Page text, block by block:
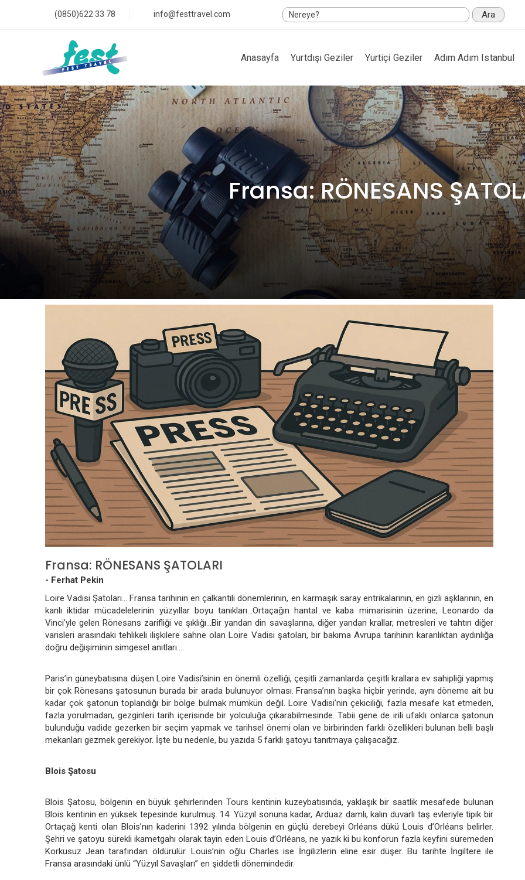
(0850)622 33 78 info@festtravel.com Ara
Anasayfa Yurtdışı Geziler Yurtiçi Geziler Adım Adım Istanbul
Fransa: RÖNESANS
Fransa: RÖNESANS ŞATOLARI
- Ferhat Pekin
Loire Vadisi Şatoları... Fransa tarihinin en çalkantılı dönemlerinin, en karmaşık saray entrikalarının, en gizli aşklarının, en
kanlı iktidar mücadelelerinin yüzyıllar boyu tanıkları...Ortaçağın hantal ve kaba mimarisinin üzerine, Leonardo da
Vinci’yle gelen Rönesans zarifliği ve şıklığı...Bir yandan din savaşlarına, diğer yandan krallar, metresleri ve tahtın diğer
varisleri arasındaki tehlikeli ilişkilere sahne olan Loire Vadisi şatoları, bir bakıma Avrupa tarihinin karanlıktan aydınlığa
doğru değişiminin simgesel anıtları....
Paris’in güneybatısına düşen Loire Vadisi’sinin en önemli özelliği, çeşitli zamanlarda çeşitli krallara ev sahipliği yapmış
bir çok Rönesans şatosunun burada bir arada bulunuyor olması. Fransa’nın başka hiçbir yerinde, aynı döneme ait bu
kadar çok şatonun toplandığı bir bölge bulmak mümkün değil. Loire Vadisi’nin çekiciliği, fazla mesafe kat etmeden,
fazla yorulmadan, gezginleri tarih içerisinde bir yolculuğa çıkarabilmesinde. Tabii gene de irili ufaklı onlarca şatonun
bulunduğu vadide gezerken bir seçim yapmak ve tarihsel önemi olan ve birbirinden farklı özellikleri bulunan belli başlı
mekanları gezmek gerekiyor. İşte bu nedenle, bu yazıda 5 farklı şatoyu tanıtmaya çalışacağız.
Blois Şatosu
Blois Şatosu, bölgenin en büyük şehirlerinden Tours kentinin kuzeybatısında, yaklaşık bir saatlik mesafede bulunan
Blois kentinin en yüksek tepesinde kurulmuş. 14. Yüzyıl sonuna kadar, Arduaz damlı, kalın duvarlı taş evleriyle tipik bir
Ortaçağ kenti olan Blois’nın kaderini 1392 yılında bölgenin en güçlü derebeyi Orléans dükü Louis d’Orléans belirler.
Şehri ve şatoyu sürekli ikametgahı olarak tayin eden Louis d’Orléans, ne yazık ki bu konforun fazla keyfini süremeden
Korkusuz Jean tarafından öldürülür. Louis’nin oğlu Charles ise İngilizlerin eline esir düşer. Bu tarihte İngiltere ile
Fransa arasındaki ünlü “Yüzyıl Savaşları” en şiddetli dönemindedir.